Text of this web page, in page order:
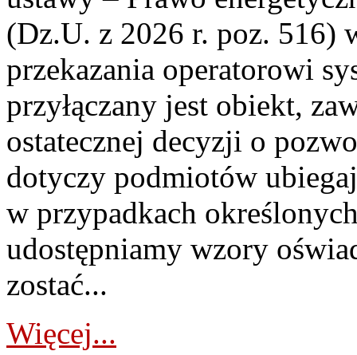
(Dz.U. z 2026 r. poz. 516)
przekazania operatorowi
przyłączany jest obiekt,
ostatecznej decyzji o
dotyczy podmiotów
w przypadkach
udostępniamy wzory
zostać...
Więcej...